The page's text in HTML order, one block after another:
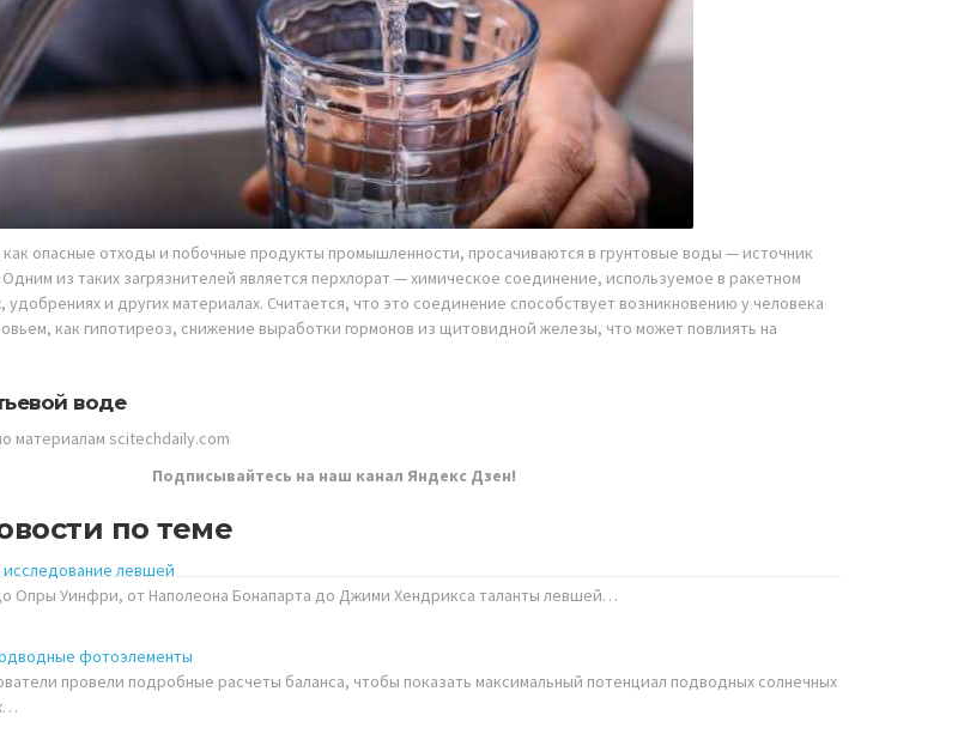
как опасные отходы и побочные продукты промышленности, просачиваются в грунтовые воды — источник
из таких загрязнителей является перхлорат — химическое соединение, используемое в ракетном
и других материалах. Считается, что это соединение способствует возникновению у человека
как гипотиреоз, снижение выработки гормонов из щитовидной железы, что может повлиять на
воде
материалам scitechdaily.com
Подписывайтесь на наш канал Яндекс Дзен!
по теме
левшей
Опры Уинфри, от Наполеона Бонапарта до Джими Хендрикса таланты левшей…
фотоэлементы
провели подробные расчеты баланса, чтобы показать максимальный потенциал подводных солнечных